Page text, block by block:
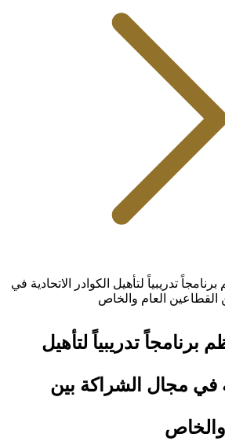
تدريبياً لتأهيل الكوادر الاتحادية في
القطاعين العام والخاص
برنامجاً تدريبياً لتأهيل
في مجال الشراكة بين
والخاص